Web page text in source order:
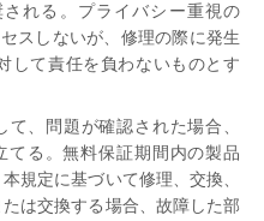
れる。プライバシー重視の
スしないが、修理の際に発生
して責任を負わないものとす
て、問題が確認された場合、
てる。無料保証期間内の製品
規定に基づいて修理、交換、
は交換する場合、故障した部